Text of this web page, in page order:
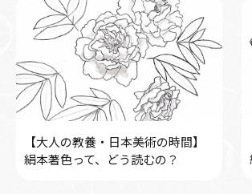
【大人の教養・日本美術の時間】
絹本著色って、どう読むの？